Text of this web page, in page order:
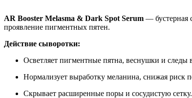
AR Booster Melasma & Dark Spot Serum — бустерная
проявление пигментных пятен.
Действие сыворотки:
Осветляет пигментные пятна, веснушки и следы
Нормализует выработку меланина, снижая риск
Скрывает расширенные поры и сосудистую сетку.